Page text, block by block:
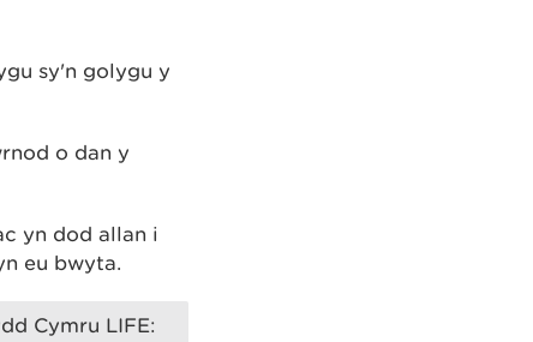
sy'n golygu y
o dan y
yn dod allan i
eu bwyta.
Cymru LIFE: